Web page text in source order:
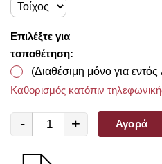
Επιλέξτε για
τοποθέτηση:
(Διαθέσιμη μόνο για εντός
Καθορισμός κατόπιν
- + Αγορά